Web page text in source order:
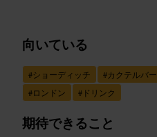
向いている
#ショーディッチ #カクテルバー
#ロンドン # ドリンク
期待できること